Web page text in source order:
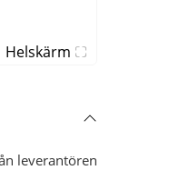
Helskärm
leverantören